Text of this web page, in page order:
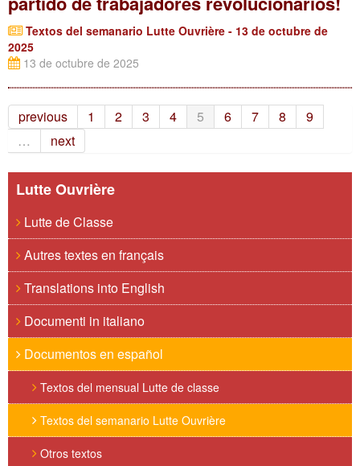
Textos del semanario Lutte Ouvrière - 13 de octubre de
2025
13 de octubre de 2025
previous 1 2 3 4 5 6 7 8
9
…
next
Lutte Ouvrière
Lutte de Classe
Autres textes en français
Translations into English
Documenti in italiano
Documentos en español
Textos del mensual Lutte de classe
Textos del semanario Lutte Ouvrière
Otros textos